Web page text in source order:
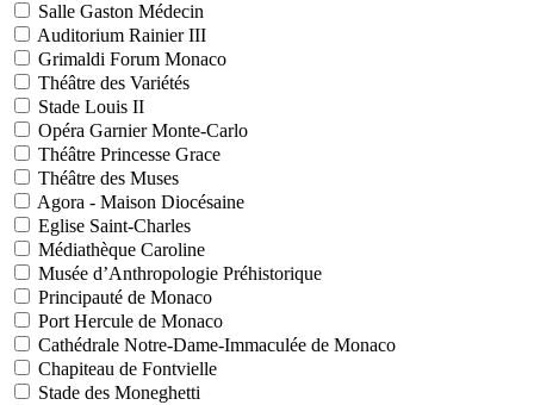
Salle Gaston Médecin
Auditorium Rainier III
Grimaldi Forum Monaco
Théâtre des Variétés
Stade Louis II
Opéra Garnier Monte-Carlo
Théâtre Princesse Grace
Théâtre des Muses
Agora - Maison Diocésaine
Eglise Saint-Charles
Médiathèque Caroline
Musée d’Anthropologie Préhistorique
Principauté de Monaco
Port Hercule de Monaco
Cathédrale Notre-Dame-Immaculée de Monaco
Chapiteau de Fontvielle
Stade des Moneghetti